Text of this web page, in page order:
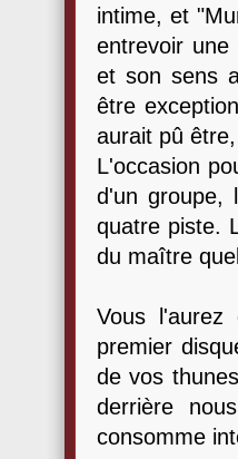
intime, et
entrevoir une
et son sens
être
aurait pû
L'occasion
d'un groupe,
quatre piste.
du maître
Vous l'aurez
premier
de vos
derrière
consomme